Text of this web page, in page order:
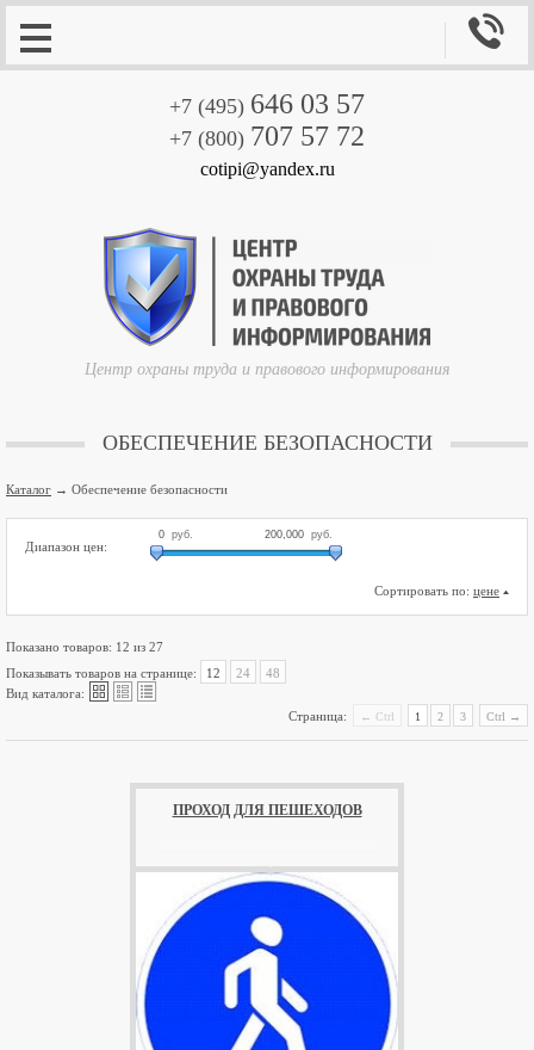
+7 (495) 646 03 57
+7 (800) 707 57 72
cotipi@yandex.ru
Центр охраны труда и правового информирования

ОБЕСПЕЧЕНИЕ БЕЗОПАСНОСТИ
Каталог → Обеспечение безопасности
Диапазон цен:
0 руб. 200,000 руб.
Сортировать по: цене
Показано товаров: 12 из 27
Показывать товаров на странице:
12 24
48
Вид каталога:
  
Страница: ← Ctrl 1 2 3 Ctrl →
ПРОХОД ДЛЯ ПЕШЕХОДОВ